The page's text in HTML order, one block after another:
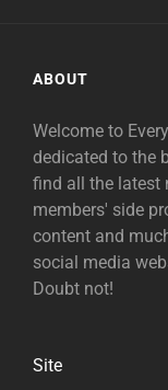
ABOUT
Welcome to
dedicated to the
find all the latest
members' side
content and
social media
Doubt not!
Site